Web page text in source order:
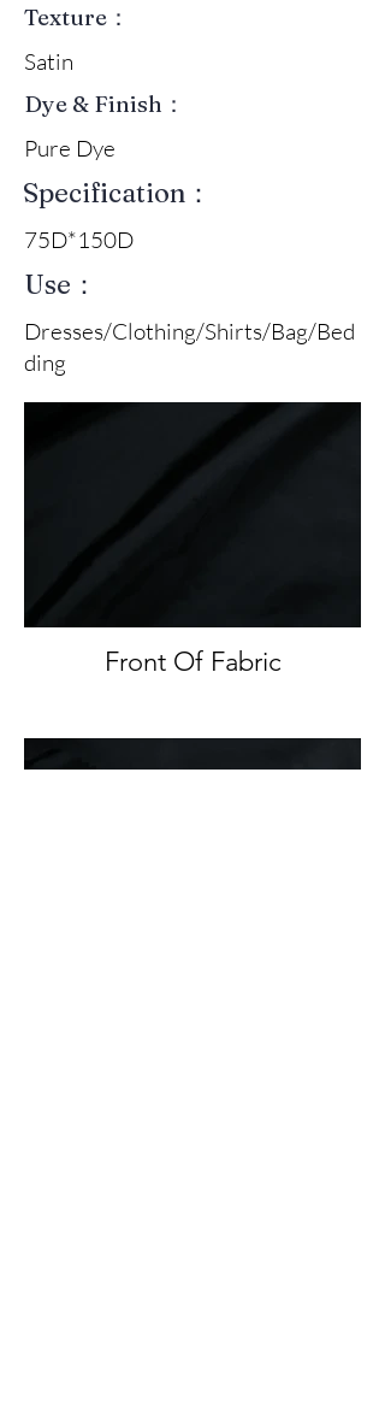
Texture：
Satin
Dye & Finish：
Pure Dye
Specification：
75D*150D
Use：
Dresses/Clothing/Shirts/Bag/Bed
ding
Front Of Fabric